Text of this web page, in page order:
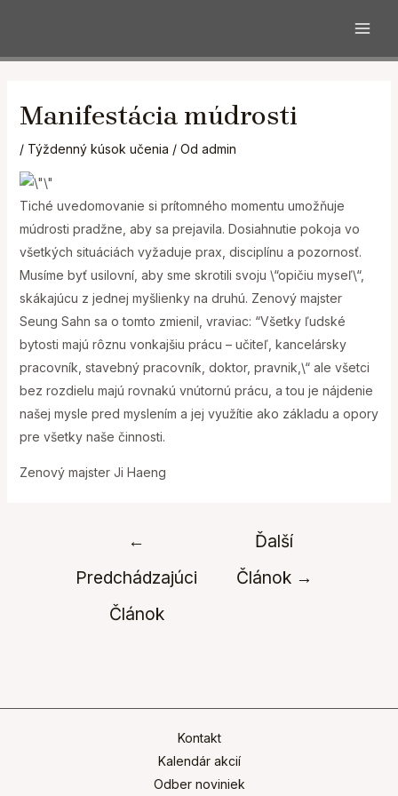
obsahManifestácia múdrosti
/ Týždenný kúsok učenia / Od admin
Tiché uvedomovanie si prítomného momentu umožňuje
múdrosti pradžne, aby sa prejavila. Dosiahnutie pokoja vo
všetkých situáciách vyžaduje prax, disciplínu a pozornosť.
Musíme byť usilovní, aby sme skrotili svoju \“opičiu myseľ\“,
skákajúcu z jednej myšlienky na druhú. Zenový majster
Seung Sahn sa o tomto zmienil, vraviac: “Všetky ľudské
bytosti majú rôznu vonkajšiu prácu – učiteľ, kancelársky
pracovník, stavebný pracovník, doktor, pravnik,\“ ale všetci
bez rozdielu majú rovnakú vnútornú prácu, a tou je nájdenie
našej mysle pred myslením a jej využítie ako základu a opory
pre všetky naše činnosti.
Zenový majster Ji Haeng
článku
←
Predchádzajúci
Článok
Ďalší
Článok →
Kontakt
Kalendár akcií
Odber noviniek